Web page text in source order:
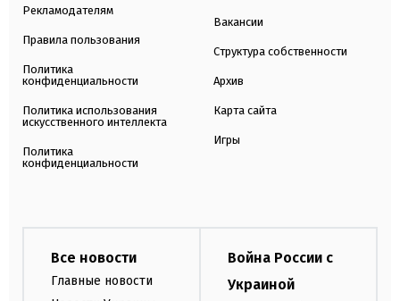
Рекламодателям
Правила пользования
Политика
конфиденциальности
Политика использования
искусственного интеллекта
Политика
конфиденциальности
Вакансии
Структура собственности
Архив
Карта сайта
Игры
Все новости
Главные новости
Война России с
Украиной